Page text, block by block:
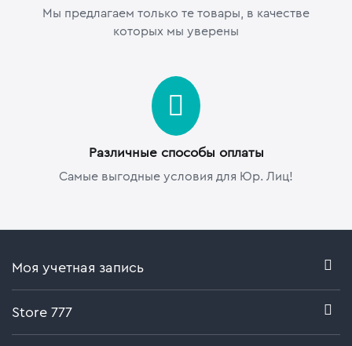
Мы предлагаем только те товары, в качестве
которых мы уверены
Различные способы оплаты
Самые выгодные условия для Юр. Лиц!
Моя учетная запись
Store 777